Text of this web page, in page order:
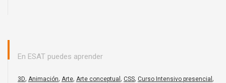
En ESAT puedes aprender
3D, Animación, Arte, Arte conceptual , CSS, Curso Intensivo presencial ,